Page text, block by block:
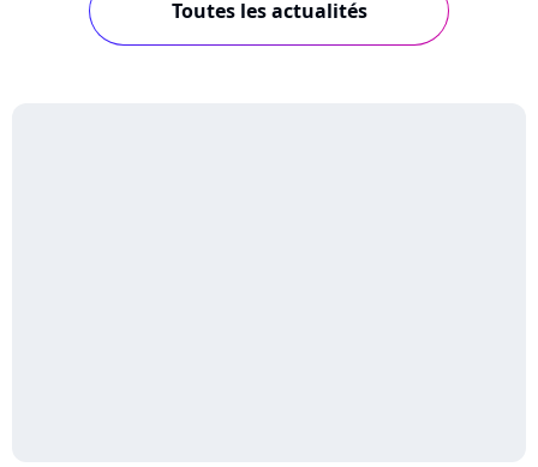
Toutes les actualités